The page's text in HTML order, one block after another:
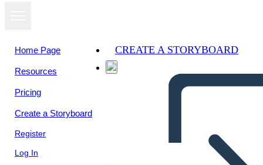
Home Page
Resources
Pricing
Create a Storyboard
Register
Log In
CREATE A STORYBOARD